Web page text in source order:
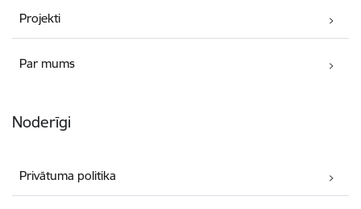
Projekti
Par mums
Noderīgi
Privātuma politika